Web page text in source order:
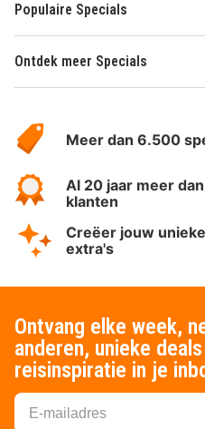
Populaire Specials
Ontdek meer Specials
HotelSpecials
Meer dan 6.500
Al 20 jaar meer
klanten
Creëer jouw
extra's
Ontvang elke week,
anderen, unieke
reisinspiratie in je